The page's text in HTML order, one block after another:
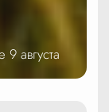
августа